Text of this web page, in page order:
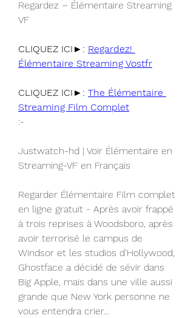
Regardez – Élémentaire Streaming
VF
CLIQUEZ ICI►: Regardez!
Élémentaire Streaming Vostfr
CLIQUEZ ICI►: The Élémentaire
Streaming Film Complet
:-
Justwatch-hd | Voir Élémentaire en
Streaming-VF en Français
Regarder Élémentaire Film complet
en ligne gratuit - Après avoir frappé
à trois reprises à Woodsboro, après
avoir terrorisé le campus de
Windsor et les studios d’Hollywood,
Ghostface a décidé de sévir dans
Big Apple, mais dans une ville aussi
grande que New York personne ne
vous entendra crier…